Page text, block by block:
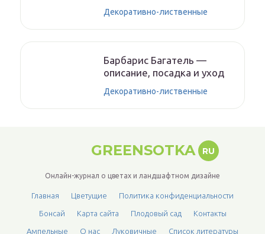
Декоративно-лиственные
Барбарис Багатель —
описание, посадка и уход
Декоративно-лиственные
GREENSOTKA RU
Онлайн-журнал о цветах и ландшафтном дизайне
Главная Цветущие Политика конфиденциальности
Бонсай Карта сайта Плодовый сад Контакты
Ампельные О нас Луковичные Список литературы